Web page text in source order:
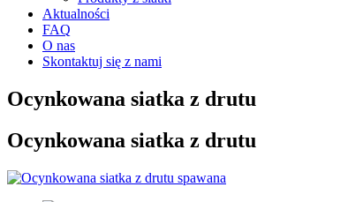
Aktualności
FAQ
O nas
Skontaktuj się z nami
Ocynkowana siatka z drutu
Ocynkowana siatka z drutu